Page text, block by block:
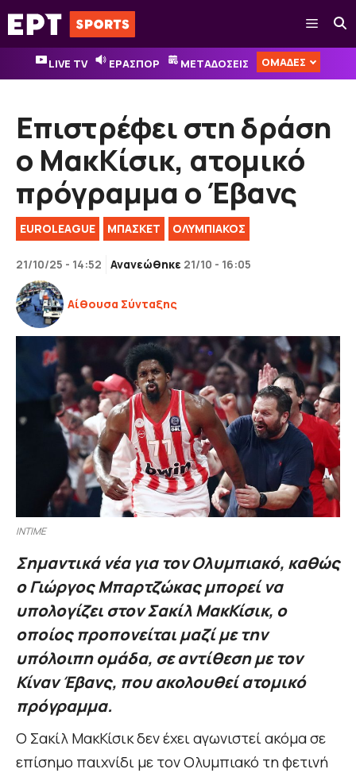
Μετάβαση
σε
περιεχόμενο
Μενού
LIVE TV ΕΡΑΣΠΟΡ ΜΕΤΑΔΟΣΕΙΣ ΟΜΑΔΕΣ
Επιστρέφει στη δράση
ο ΜακΚίσικ, ατομικό
πρόγραμμα ο Έβανς
EUROLEAGUE ΜΠΑΣΚΕΤ ΟΛΥΜΠΙΑΚΟΣ
21/10/25 - 14:52 Ανανεώθηκε 21/10 - 16:05
Αίθουσα Σύνταξης
INTIME
Σημαντικά νέα για τον Ολυμπιακό, καθώς
ο Γιώργος Μπαρτζώκας μπορεί να
υπολογίζει στον Σακίλ ΜακΚίσικ, ο
οποίος προπονείται μαζί με την
υπόλοιπη ομάδα, σε αντίθεση με τον
Κίναν Έβανς, που ακολουθεί ατομικό
πρόγραμμα.
Ο Σακίλ ΜακΚίσικ δεν έχει αγωνιστεί ακόμα σε
επίσημο παιχνίδι με τον Ολυμπιακό τη φετινή